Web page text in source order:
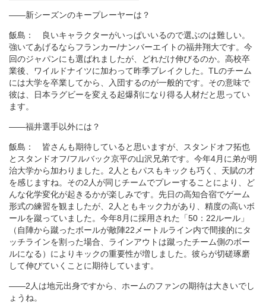
――新シーズンのキープレーヤーは？
飯島： 良いキャラクターがいっぱいいるので選ぶのは難しい。
強いてあげるならフランカー/ナンバーエイトの福井翔大です。今
回のジャパンにも選ばれましたが、どれだけ伸びるのか。高校卒
業後、ワイルドナイツに加わって昨季ブレイクした。TLのチーム
には大学を卒業してから、入団するのが一般的です。その意味で
彼は、日本ラグビーを変える起爆剤になり得る人材だと思ってい
ます。
――福井選手以外には？
飯島： 皆さんも期待していると思いますが、スタンドオフ拓也
とスタンドオフ/フルバック京平の山沢兄弟です。今年4月に弟が明
治大学から加わりました。2人ともパスもキックも巧く、天賦の才
を感じますね。その2人が同じチームでプレーすることにより、ど
んな化学変化が起きるかが楽しみです。先日の高知合宿でゲーム
形式の練習を観ましたが、2人ともキック力があり、精度の高いボ
ールを蹴っていました。今年8月に採用された「50：22ルール」
（自陣から蹴ったボールが敵陣22メートルライン内で間接的にタ
ッチラインを割った場合、ラインアウトは蹴ったチーム側のボー
ルになる）によりキックの重要性が増しました。彼らが切磋琢磨
して伸びていくことに期待しています。
――2人は地元出身ですから、ホームのファンの期待は大きいでし
ょうね。